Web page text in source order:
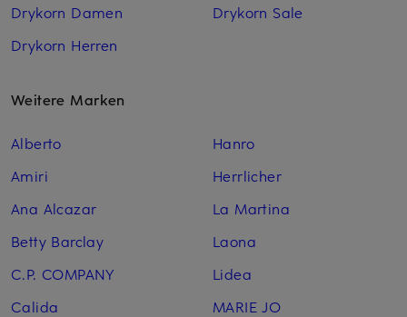
Drykorn Damen
Drykorn Herren
Drykorn Sale
Weitere Marken
Alberto
Amiri
Ana Alcazar
Betty Barclay
C.P. COMPANY
Calida
Hanro
Herrlicher
La Martina
Laona
Lidea
MARIE JO